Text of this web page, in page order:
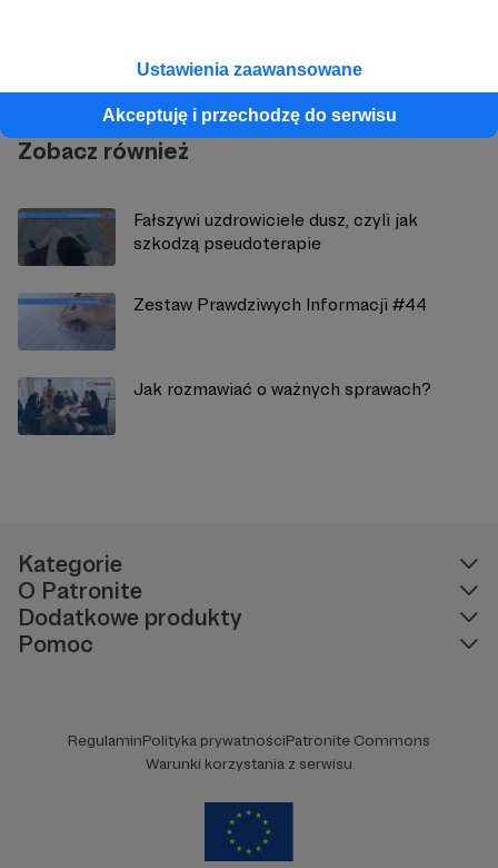
Ustawienia zaawansowane
Akceptuję i przechodzę do serwisu
Zobacz również
Fałszywi uzdrowiciele dusz, czyli jak
szkodzą pseudoterapie
Zestaw Prawdziwych Informacji #44
Jak rozmawiać o ważnych sprawach?
Kategorie
O Patronite
Dodatkowe produkty
Pomoc
RegulaminPolityka prywatnościPatronite Commons
Warunki korzystania z serwisu